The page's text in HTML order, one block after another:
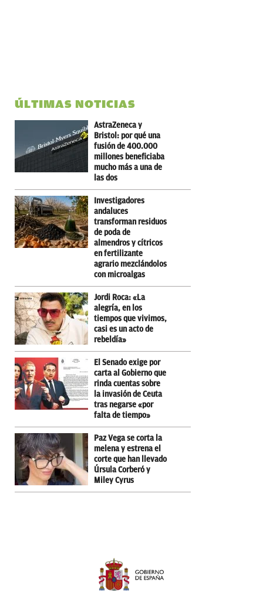
ÚLTIMAS NOTICIAS
AstraZeneca y
Bristol: por qué una
fusión de 400.000
millones beneficiaba
mucho más a una de
las dos
Investigadores
andaluces
transforman residuos
de poda de
almendros y cítricos
en fertilizante
agrario mezclándolos
con microalgas
Jordi Roca: «La
alegría, en los
tiempos que vivimos,
casi es un acto de
rebeldía»
El Senado exige por
carta al Gobierno que
rinda cuentas sobre
la invasión de Ceuta
tras negarse «por
falta de tiempo»
Paz Vega se corta la
melena y estrena el
corte que han llevado
Úrsula Corberó y
Miley Cyrus